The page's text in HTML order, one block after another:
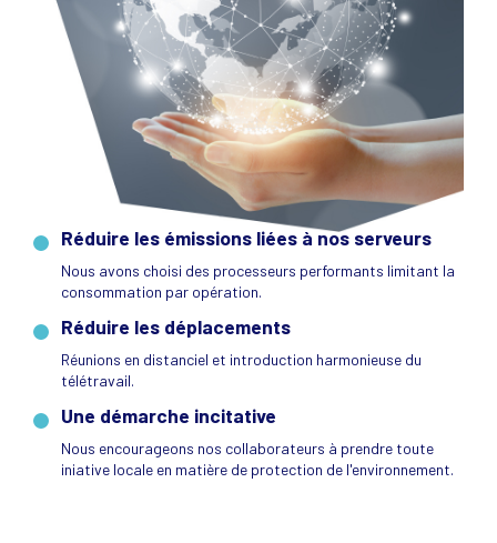
Réduire les émissions liées à nos serveurs
Nous avons choisi des processeurs performants limitant la
consommation par opération.
Réduire les déplacements
Réunions en distanciel et introduction harmonieuse du
télétravail.
Une démarche incitative
Nous encourageons nos collaborateurs à prendre toute
iniative locale en matière de protection de l'environnement.